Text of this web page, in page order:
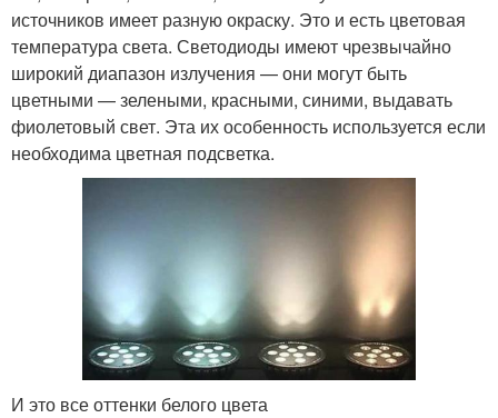
источников имеет разную окраску. Это и есть цветовая
температура света. Светодиоды имеют чрезвычайно
широкий диапазон излучения — они могут быть
цветными — зелеными, красными, синими, выдавать
фиолетовый свет. Эта их особенность используется если
необходима цветная подсветка.
И это все оттенки белого цвета